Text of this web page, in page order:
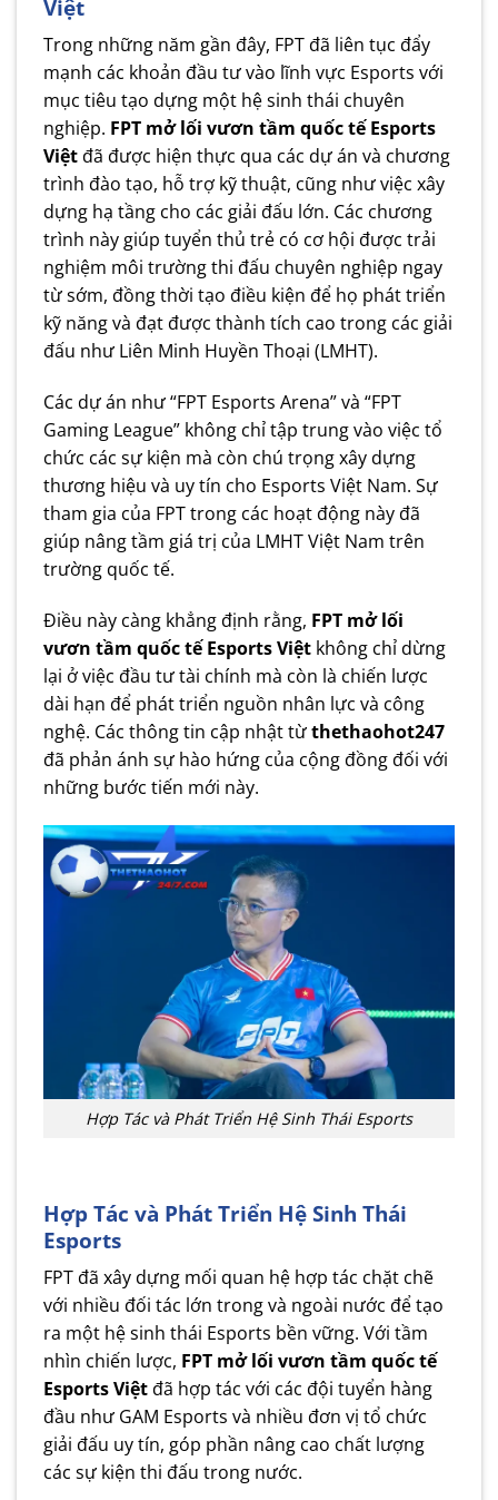
Việt
Trong những năm gần đây, FPT đã liên tục đẩy
mạnh các khoản đầu tư vào lĩnh vực Esports với
mục tiêu tạo dựng một hệ sinh thái chuyên
nghiệp. FPT mở lối vươn tầm quốc tế Esports
Việtđã được hiện thực qua các dự án và chương
trình đào tạo, hỗ trợ kỹ thuật, cũng như việc xây
dựng hạ tầng cho các giải đấu lớn. Các chương
trình này giúp tuyển thủ trẻ có cơ hội được trải
nghiệm môi trường thi đấu chuyên nghiệp ngay
từ sớm, đồng thời tạo điều kiện để họ phát triển
kỹ năng và đạt được thành tích cao trong các giải
đấu như Liên Minh Huyền Thoại (LMHT).
Các dự án như “FPT Esports Arena” và “FPT
Gaming League” không chỉ tập trung vào việc tổ
chức các sự kiện mà còn chú trọng xây dựng
thương hiệu và uy tín cho Esports Việt Nam. Sự
tham gia của FPT trong các hoạt động này đã
giúp nâng tầm giá trị của LMHT Việt Nam trên
trường quốc tế.
Điều này càng khẳng định rằng, FPT mở lối
vươn tầm quốc tế Esports Việt không chỉ dừng
lại ở việc đầu tư tài chính mà còn là chiến lược
dài hạn để phát triển nguồn nhân lực và công
nghệ. Các thông tin cập nhật từthethaohot247
đã phản ánh sự hào hứng của cộng đồng đối với
những bước tiến mới này.
Hợp Tác và Phát Triển Hệ Sinh Thái Esports
Hợp Tác và Phát Triển Hệ Sinh Thái
Esports
FPT đã xây dựng mối quan hệ hợp tác chặt chẽ
với nhiều đối tác lớn trong và ngoài nước để tạo
ra một hệ sinh thái Esports bền vững. Với tầm
nhìn chiến lược, FPT mở lối vươn tầm quốc tế
Esports Việtđã hợp tác với các đội tuyển hàng
đầu như GAM Esports và nhiều đơn vị tổ chức
giải đấu uy tín, góp phần nâng cao chất lượng
các sự kiện thi đấu trong nước.